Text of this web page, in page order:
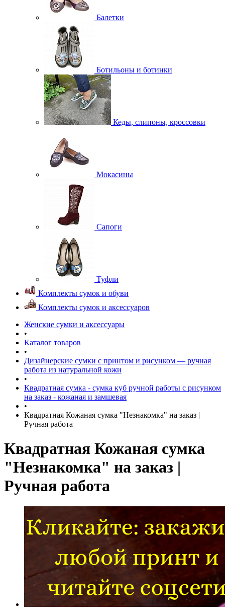
Балетки
Ботильоны и ботинки
Кеды, слипоны, кроссовки
Мокасины
Сапоги
Туфли
Комплекты сумок и обуви
Комплекты сумок и аксессуаров
Женские сумки и аксессуары
•
Каталог товаров
•
Дизайнерские сумки с принтом и рисунком — ручная
работа из натуральной кожи
•
Квадратная сумка - сумка куб ручной работы с рисунком
на заказ - кожаная и замшевая
•
Квадратная Кожаная сумка "Незнакомка" на заказ |
Ручная работа
Квадратная Кожаная сумка
"Незнакомка" на заказ |
Ручная работа